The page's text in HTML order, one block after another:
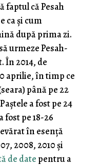
faptul că Pesah
ca și cum
după prima zi.
urmeze Pesah-
În 2014, de
aprilie, în timp ce
până pe 22
a fost pe 24
pe 18-26
în esență
2008, 2010 și
de date pentru a